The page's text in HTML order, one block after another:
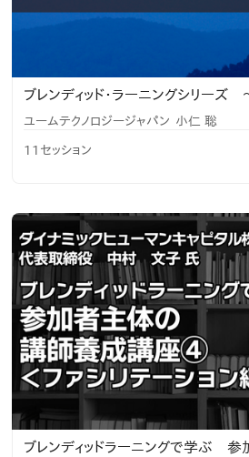
ブレンディッド・ラーニングシリー
ユームテクノロジージャパン 小仁 聡
11セッション
ブレンディッドラーニングで学ぶ